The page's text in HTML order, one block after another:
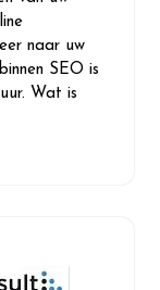
naar uw
SEO is
Wat is